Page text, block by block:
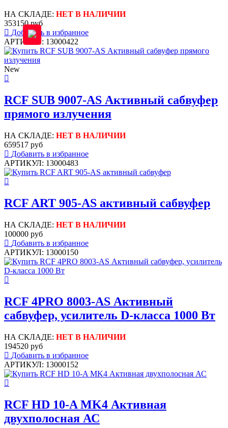
НА СКЛАДЕ: НЕТ В НАЛИЧИИ
353150 руб
Добавить в избранное
АРТИКУЛ: 13000422
New
RCF SUB 9007-AS Активный сабвуфер
прямого излучения
НА СКЛАДЕ: НЕТ В НАЛИЧИИ
659517 руб
Добавить в избранное
АРТИКУЛ: 13000483
RCF ART 905-AS активный сабвуфер
НА СКЛАДЕ: НЕТ В НАЛИЧИИ
100000 руб
Добавить в избранное
АРТИКУЛ: 13000150
RCF 4PRO 8003-AS Активный
сабвуфер, усилитель D-класса 1000 Вт
НА СКЛАДЕ: НЕТ В НАЛИЧИИ
194520 руб
Добавить в избранное
АРТИКУЛ: 13000152
RCF HD 10-A MK4 Активная
двухполосная АС